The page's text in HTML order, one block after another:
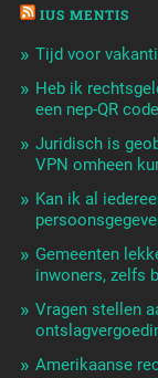
IUS MENTIS
Tijd voor
Heb ik
een nep-QR
Juridisch is
VPN omheen
Kan ik al
Gemeenten
inwoners, zelfs
Vragen stellen
Amerikaanse